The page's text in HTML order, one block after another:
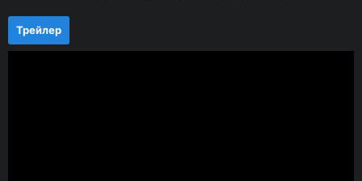
Трейлер